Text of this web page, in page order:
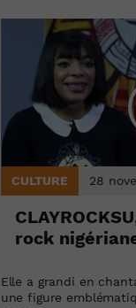
CULTURE 28
rock
Elle a grandi en
une figure